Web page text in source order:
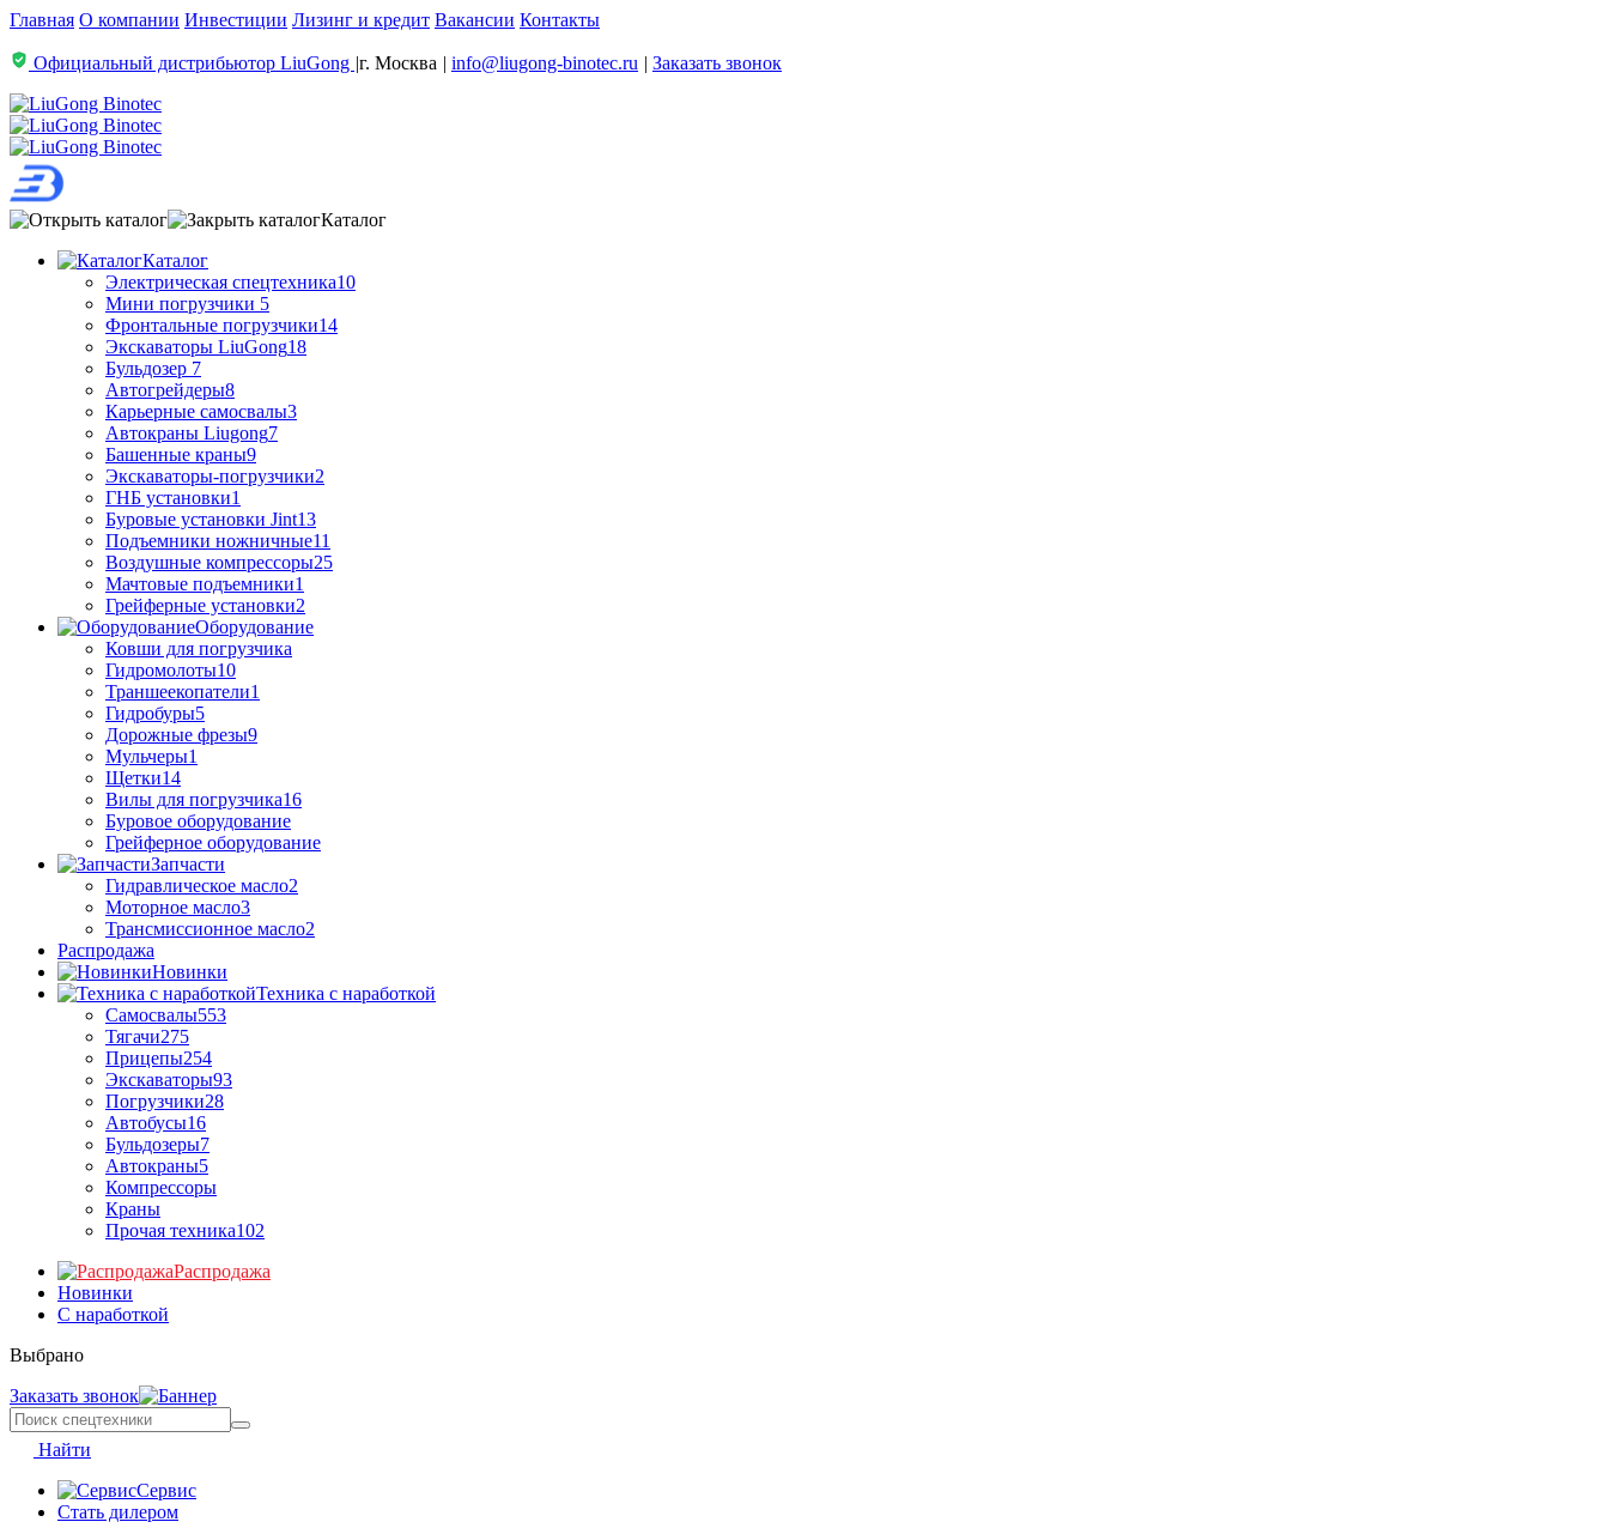
Главная О компании Инвестиции Лизинг и кредит Вакансии Контакты
Официальный дистрибьютор LiuGong |г. Москва | info@liugong-binotec.ru | Заказать звонок
Каталог
Каталог
Электрическая спецтехника10
Мини погрузчики 5
Фронтальные погрузчики14
Экскаваторы LiuGong18
Бульдозер 7
Автогрейдеры8
Карьерные самосвалы3
Автокраны Liugong7
Башенные краны9
Экскаваторы-погрузчики2
ГНБ установки1
Буровые установки Jint13
Подъемники ножничные11
Воздушные компрессоры25
Мачтовые подъемники1
Грейферные установки2
Оборудование
Ковши для погрузчика
Гидромолоты10
Траншеекопатели1
Гидробуры5
Дорожные фрезы9
Мульчеры1
Щетки14
Вилы для погрузчика16
Буровое оборудование
Грейферное оборудование
Запчасти
Гидравлическое масло2
Моторное масло3
Трансмиссионное масло2
Распродажа
Новинки
Техника с наработкой
Самосвалы553
Тягачи275
Прицепы254
Экскаваторы93
Погрузчики28
Автобусы16
Бульдозеры7
Автокраны5
Компрессоры
Краны
Прочая техника102
Распродажа
Новинки
С наработкой
Выбрано
Заказать звонок
Найти
Сервис
Стать дилером